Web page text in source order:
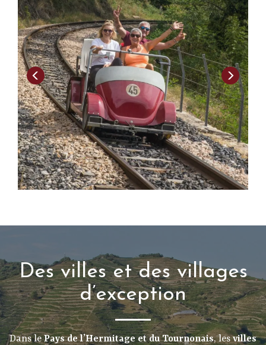
Des villes et des villages
d’exception
Dans lePays de l’Hermitage et du Tournonais, lesvilles